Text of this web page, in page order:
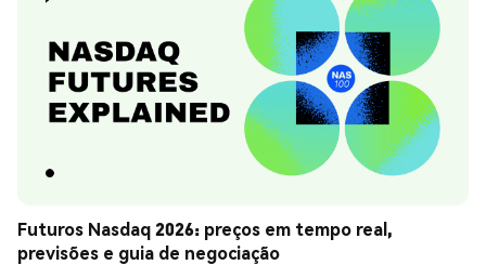
Futuros Nasdaq 2026: preços em tempo real,
previsões e guia de negociação